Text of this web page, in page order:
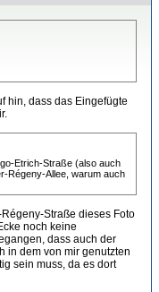
hin, dass das Eingefügte
Etrich-Straße (also auch
Régeny-Allee, warum auch
Straße dieses Foto
noch keine
dass auch der
in dem von mir genutzten
sein muss, da es dort